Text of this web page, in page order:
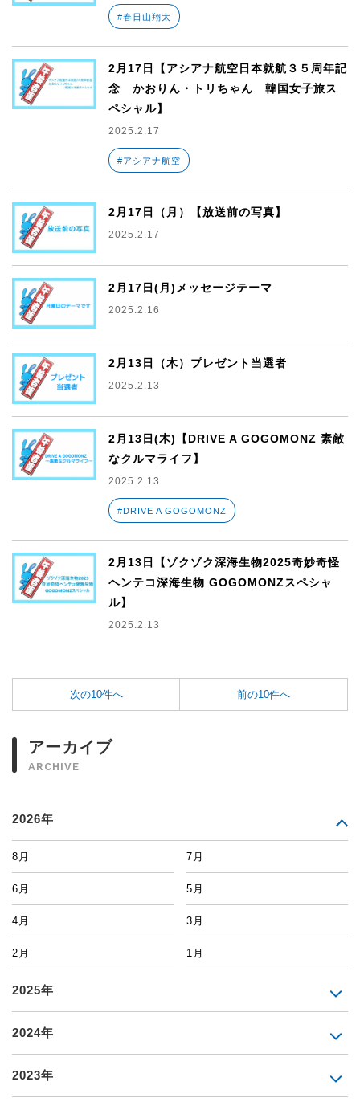
#春日山翔太
2月17日【アシアナ航空日本就航３５周年記
念 かおりん・トリちゃん 韓国女子旅ス
ペシャル】
2025.2.17
#アシアナ航空
2月17日（月）【放送前の写真】
2025.2.17
2月17日(月)メッセージテーマ
2025.2.16
2月13日（木）プレゼント当選者
2025.2.13
2月13日(木)【DRIVE A GOGOMONZ 素敵
なクルマライフ】
2025.2.13
#DRIVE A GOGOMONZ
2月13日【ゾクゾク深海生物2025奇妙奇怪
ヘンテコ深海生物 GOGOMONZスペシャ
ル】
2025.2.13
次の10件へ 前の10件へ
アーカイブ
ARCHIVE
2026年
8月 7月
6月 5月
4月 3月
2月 1月
2025年
2024年
2023年